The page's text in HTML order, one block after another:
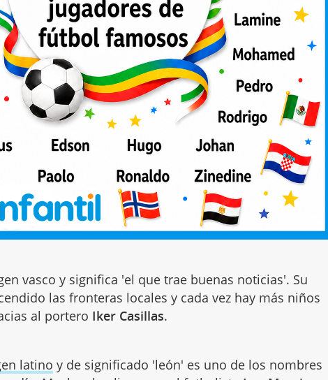
vasco y significa 'el que trae buenas noticias'. Su
las fronteras locales y cada vez hay más niños
al portero Iker Casillas.
latino y de significado 'león' es uno de los nombres